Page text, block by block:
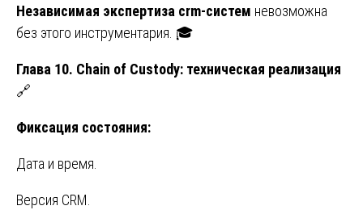
Независимая экспертиза crm-систем невозможна
без этого инструментария. 🎓
Глава 10. Chain of Custody: техническая реализация
🔗
Фиксация состояния:
Дата и время.
Версия CRM.